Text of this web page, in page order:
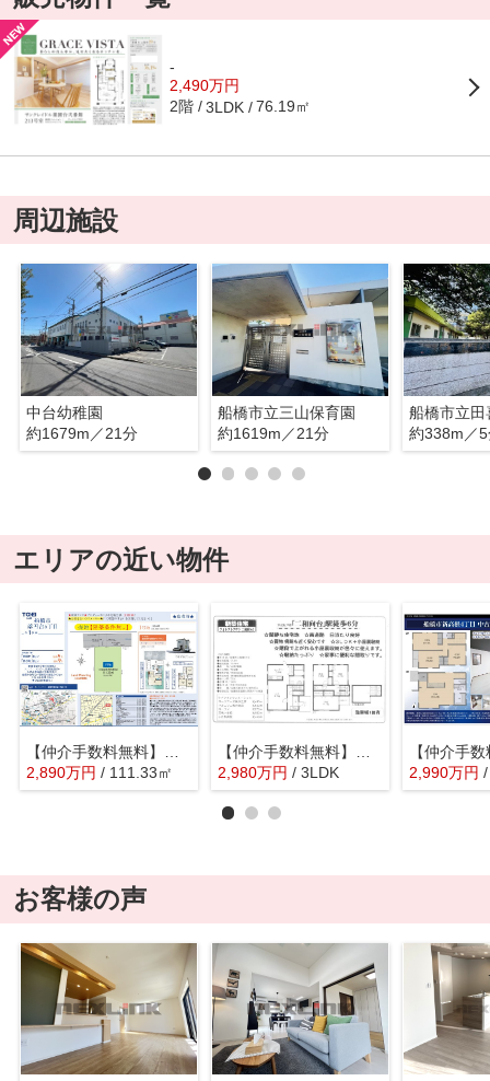
-
2,490万円
2階 3LDK 76.19㎡
周辺施設
中台幼稚園
約1679m／21分
船橋市立三山保育園
約1619m／21分
約338m／
エリアの近い物件
2,890万円 / 111.33㎡
2,980万円 / 3LDK 2,990万円
お客様の声